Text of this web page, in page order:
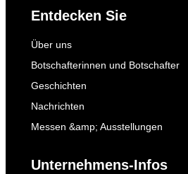
Entdecken Sie
Über uns
Botschafterinnen und Botschafter
Geschichten
Nachrichten
Messen &amp; Ausstellungen
Unternehmens-Infos